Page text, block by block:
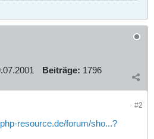
Beiträge: 1796
#2
resource.de/forum/sho...?